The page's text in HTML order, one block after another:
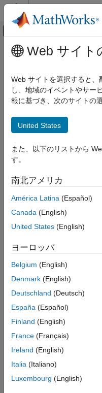
コンテンツへスキップ
オフキャンバ
ドキュメンテーションのホーム
Model-Based Calibration Toolbox
Calibration Applications
Get Started with Model-Based
Export Results
メインコンテンツ
Export Results
Step 7 of 7 inGenerate
5
6
7
In the CAGE
In the Export
and breakpoints to
Web サイト
Web サイトを選択すると、
し、地域のイベントやサー
報に基づき、次のサイトの
United States
また、以下のリストから
す。
南北アメリカ
América Latina (Español)
Canada (English)
United States (English)
ヨーロッパ
Belgium (English)
Denmark (English)
Deutschland (Deutsch)
España (Español)
Finland (English)
France (Français)
Ireland (English)
Italia (Italiano)
Luxembourg (English)